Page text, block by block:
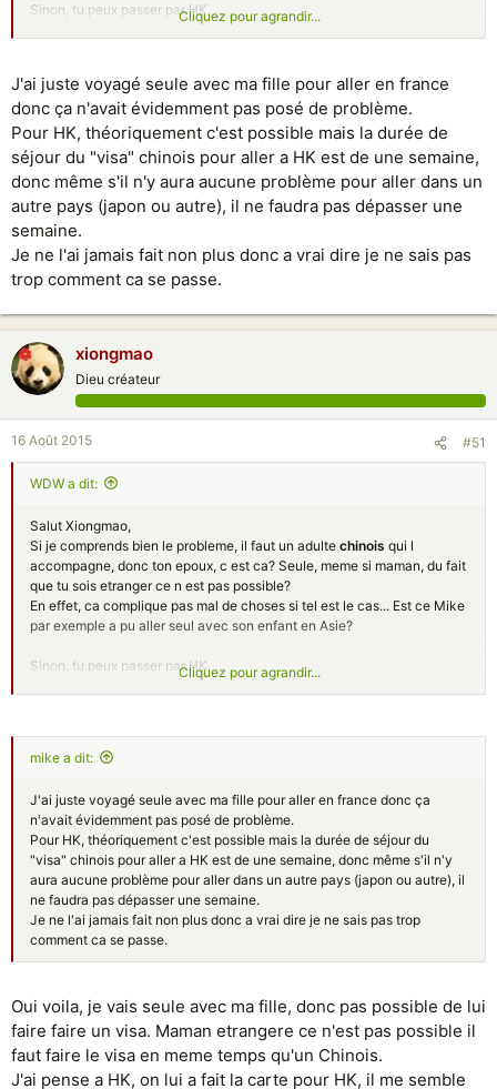
Sinon, tu peux passer par HK...
mais l inverse.
Cliquez pour agrandir...
J'ai juste voyagé seule avec ma fille pour aller en france
donc ça n'avait évidemment pas posé de problème.
Pour HK, théoriquement c'est possible mais la durée de
séjour du "visa" chinois pour aller a HK est de une semaine,
donc même s'il n'y aura aucune problème pour aller dans un
autre pays (japon ou autre), il ne faudra pas dépasser une
semaine.
Je ne l'ai jamais fait non plus donc a vrai dire je ne sais pas
trop comment ca se passe.
xiongmao
Dieu créateur
16 Août 2015 #51
WDW a dit:
Salut Xiongmao,
Si je comprends bien le probleme, il faut un adulte chinois qui l
accompagne, donc ton epoux, c est ca? Seule, meme si maman, du fait
que tu sois etranger ce n est pas possible?
En effet, ca complique pas mal de choses si tel est le cas... Est ce Mike
par exemple a pu aller seul avec son enfant en Asie?
Sinon, tu peux passer par HK...Cliquez pour agrandir...
mike a dit:
J'ai juste voyagé seule avec ma fille pour aller en france donc ça
n'avait évidemment pas posé de problème.
Pour HK, théoriquement c'est possible mais la durée de séjour du
"visa" chinois pour aller a HK est de une semaine, donc même s'il n'y
aura aucune problème pour aller dans un autre pays (japon ou autre), il
ne faudra pas dépasser une semaine.
Je ne l'ai jamais fait non plus donc a vrai dire je ne sais pas trop
comment ca se passe.
Oui voila, je vais seule avec ma fille, donc pas possible de lui
faire faire un visa. Maman etrangere ce n'est pas possible il
faut faire le visa en meme temps qu'un Chinois.
J'ai pense a HK, on lui a fait la carte pour HK, il me semble